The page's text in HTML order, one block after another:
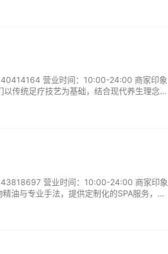
营业时间：10:00-24:00 商家印象
传统足疗技艺为基础，结合现代养生理念，
营业时间：10:00-24:00 商家印象
油与专业手法，提供定制化的SPA服务，帮